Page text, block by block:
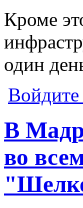
Кроме
один
Войдите
В
во